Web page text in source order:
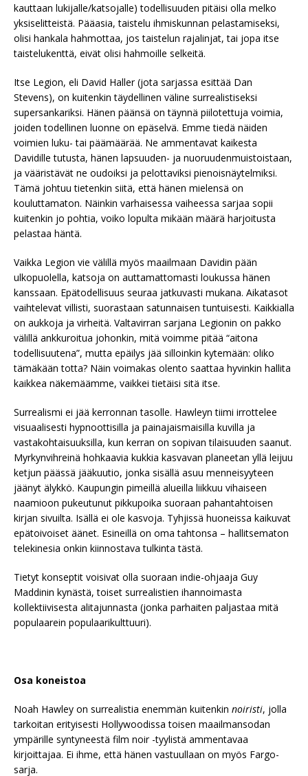
kauttaan lukijalle/katsojalle) todellisuuden pitäisi olla melko
yksiselitteistä. Pääasia, taistelu ihmiskunnan pelastamiseksi,
olisi hankala hahmottaa, jos taistelun rajalinjat, tai jopa itse
taistelukenttä, eivät olisi hahmoille selkeitä.
Itse Legion, eli David Haller (jota sarjassa esittää Dan
Stevens), on kuitenkin täydellinen väline surrealistiseksi
supersankariksi. Hänen päänsä on täynnä piilotettuja voimia,
joiden todellinen luonne on epäselvä. Emme tiedä näiden
voimien luku- tai päämäärää. Ne ammentavat kaikesta
Davidille tutusta, hänen lapsuuden- ja nuoruudenmuistoistaan,
ja vääristävät ne oudoiksi ja pelottaviksi pienoisnäytelmiksi.
Tämä johtuu tietenkin siitä, että hänen mielensä on
kouluttamaton. Näinkin varhaisessa vaiheessa sarjaa sopii
kuitenkin jo pohtia, voiko lopulta mikään määrä harjoitusta
pelastaa häntä.
Vaikka Legion vie välillä myös maailmaan Davidin pään
ulkopuolella, katsoja on auttamattomasti loukussa hänen
kanssaan. Epätodellisuus seuraa jatkuvasti mukana. Aikatasot
vaihtelevat villisti, suorastaan satunnaisen tuntuisesti. Kaikkialla
on aukkoja ja virheitä. Valtavirran sarjana Legionin on pakko
välillä ankkuroitua johonkin, mitä voimme pitää “aitona
todellisuutena”, mutta epäilys jää silloinkin kytemään: oliko
tämäkään totta? Näin voimakas olento saattaa hyvinkin hallita
kaikkea näkemäämme, vaikkei tietäisi sitä itse.
Surrealismi ei jää kerronnan tasolle. Hawleyn tiimi irrottelee
visuaalisesti hypnoottisilla ja painajaismaisilla kuvilla ja
vastakohtaisuuksilla, kun kerran on sopivan tilaisuuden saanut.
Myrkynvihreinä hohkaavia kukkia kasvavan planeetan yllä leijuu
ketjun päässä jääkuutio, jonka sisällä asuu menneisyyteen
jäänyt älykkö. Kaupungin pimeillä alueilla liikkuu vihaiseen
naamioon pukeutunut pikkupoika suoraan pahantahtoisen
kirjan sivuilta. Isällä ei ole kasvoja. Tyhjissä huoneissa kaikuvat
epätoivoiset äänet. Esineillä on oma tahtonsa – hallitsematon
telekinesia onkin kiinnostava tulkinta tästä.
Tietyt konseptit voisivat olla suoraan indie-ohjaaja Guy
Maddinin kynästä, toiset surrealistien ihannoimasta
kollektiivisesta alitajunnasta (jonka parhaiten paljastaa mitä
populaarein populaarikulttuuri).
Osa koneistoa
Noah Hawley on surrealistia enemmän kuitenkin noiristi, jolla
tarkoitan erityisesti Hollywoodissa toisen maailmansodan
ympärille syntyneestä film noir -tyylistä ammentavaa
kirjoittajaa. Ei ihme, että hänen vastuullaan on myös Fargo-
sarja.